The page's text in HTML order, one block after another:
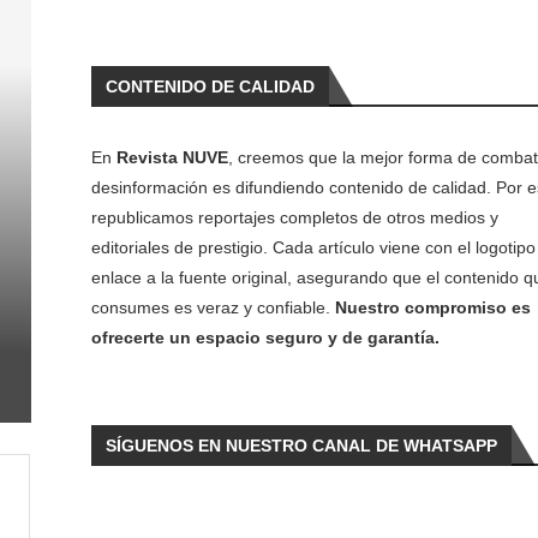
CONTENIDO DE CALIDAD
En Revista NUVE, creemos que la mejor forma de
desinformación es difundiendo contenido de calidad. Por
republicamos reportajes completos de otros medios y
editoriales de prestigio. Cada artículo viene con el
enlace a la fuente original, asegurando que el contenido
consumes es veraz y confiable. Nuestro compromiso es
ofrecerte un espacio seguro y de garantía.
SÍGUENOS EN NUESTRO CANAL DE WHATSAPP